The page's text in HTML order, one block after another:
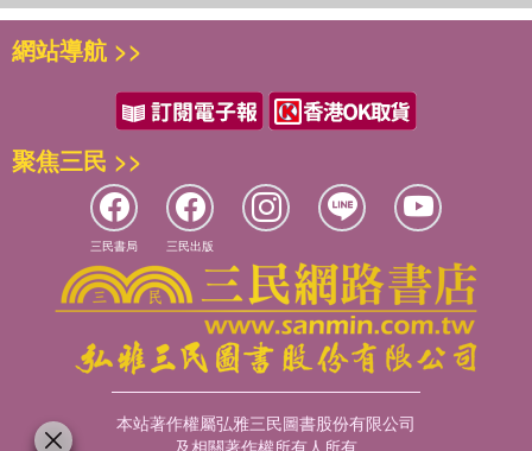
網站導航 >>
聚焦三民 >>
三民書局 三民出版
本站著作權屬弘雅三民圖書股份有限公司
及相關著作權所有人所有